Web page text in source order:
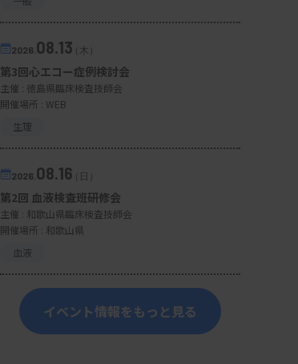
2026. 08.13（木）
第3回心エコー症例検討会
主催 : 徳島県臨床検査技師会
開催場所 : WEB
生理
2026. 08.16（日）
第2回 血液検査班研修会
主催 : 和歌山県臨床検査技師会
開催場所 : 和歌山県
血液
イベント情報をもっと見る